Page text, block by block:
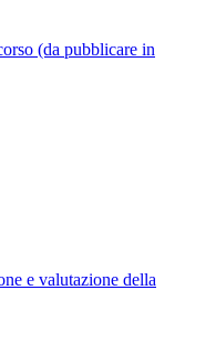
(da pubblicare in
e valutazione della